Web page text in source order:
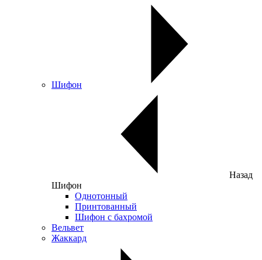
Шифон
Назад
Шифон
Однотонный
Принтованный
Шифон с бахромой
Вельвет
Жаккард